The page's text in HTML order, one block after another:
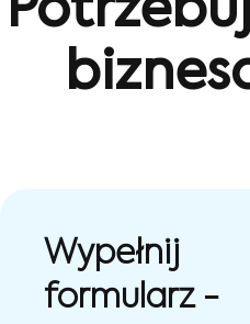
Wypełnij
formularz -